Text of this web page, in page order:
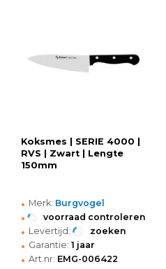
Koksmes | SERIE 4000 |
RVS | Zwart | Lengte
150mm
• Merk: Burgvogel
• voorraad controleren
• Levertijd: zoeken
• Garantie: 1 jaar
• Art.nr: EMG-006422